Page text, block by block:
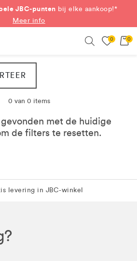
JBC-punten bij elke aankoop!*
Meer info
0 0
0 van 0 items
met de huidige
de filters te resetten.
in 1 pakket
levering in JBC-winkel